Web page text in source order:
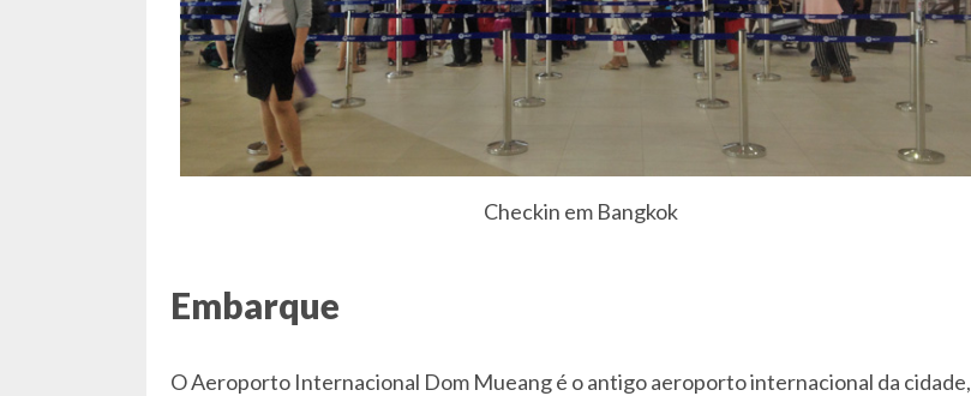
Checkin em Bangkok
Embarque
O Aeroporto Internacional Dom Mueang é o antigo aeroporto internacional da cidade,